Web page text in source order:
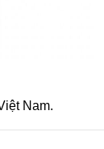
Nam.